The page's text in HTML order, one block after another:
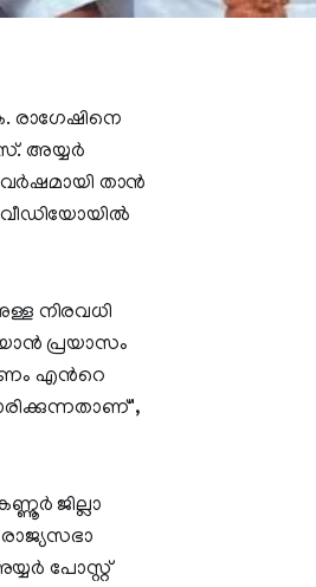
രാഗേഷിനെ
അയ്യർ
താൻ
വീഡിയോയിൽ
നിരവധി
പ്രയാസം
എന്‍റെ
ജില്ലാ
രാജ്യസഭാ
പോസ്റ്റ്